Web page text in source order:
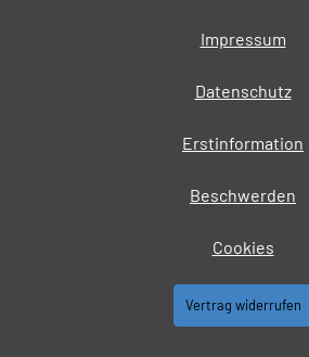
Impressum
Datenschutz
Erstinformation
Beschwerden
Cookies
Vertrag widerrufen